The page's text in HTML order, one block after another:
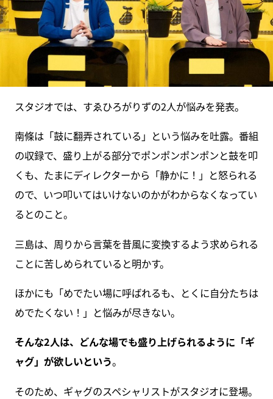
スタジオでは、すゑひろがりずの2人が悩みを発表。
南條は「鼓に翻弄されている」という悩みを吐露。番組
の収録で、盛り上がる部分でポンポンポンポンと鼓を叩
くも、たまにディレクターから「静かに！」と怒られる
ので、いつ叩いてはいけないのかがわからなくなってい
るとのこと。
三島は、周りから言葉を昔風に変換するよう求められる
ことに苦しめられていると明かす。
ほかにも「めでたい場に呼ばれるも、とくに自分たちは
めでたくない！」と悩みが尽きない。
そんな2人は、どんな場でも盛り上げられるように「ギ
ャグ」が欲しいという。
そのため、ギャグのスペシャリストがスタジオに登場。